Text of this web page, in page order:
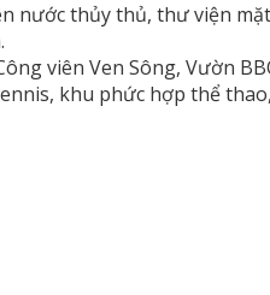
nước thủy thủ, thư viện
viên Ven Sông, Vườn
khu phức hợp thể